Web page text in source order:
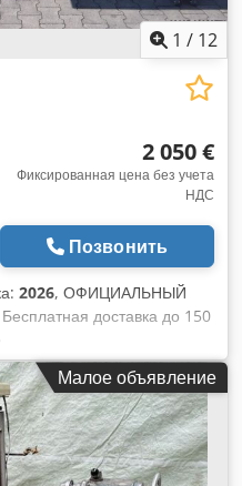
1 / 12
2 050 €
Фиксированная цена без учета
НДС
Позвонить
2026, ОФИЦИАЛЬНЫЙ
доставка до 150
— ваш компетентный
Листогибочный станок
на месте для
На месте
инструктаж. Листогиб
мм, толщина листа до
пружины, шкала угла,
Малое объявление